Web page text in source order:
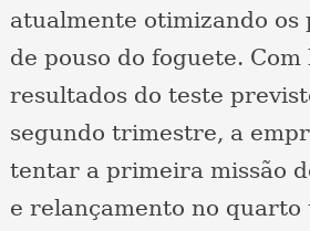
atualmente otimizando os
de pouso do foguete. Com
resultados do teste
segundo trimestre, a
tentar a primeira missão
e relançamento no